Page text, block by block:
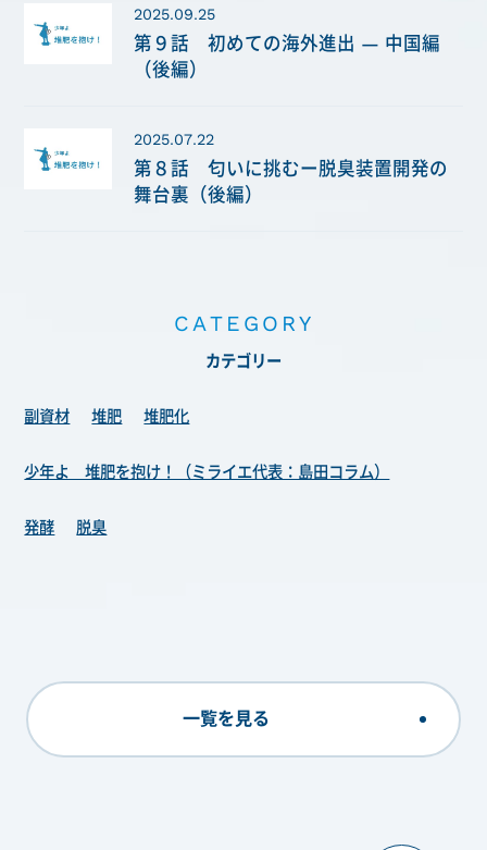
2025.09.25
第９話 初めての海外進出 ― 中国編
（後編）
2025.07.22
第８話 匂いに挑むー脱臭装置開発の
舞台裏（後編）
CATEGORY
カテゴリー
副資材 堆肥 堆肥化
少年よ 堆肥を抱け！（ミライエ代表：島田コラム）
発酵 脱臭
一覧を見る